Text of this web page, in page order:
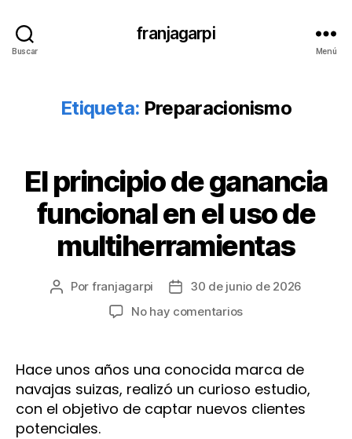
Buscar
franjagarpi
Menú
Etiqueta: Preparacionismo
Categorías
El principio de ganancia
funcional en el uso de
multiherramientas
Autor
Por franjagarpi
Fecha30 de junio de 2026
No hay comentariosen
ganancia
funcional
en
Hace unos años una conocida marca de
navajas suizas, realizó un curioso estudio,
con el objetivo de captar nuevos clientes
potenciales.